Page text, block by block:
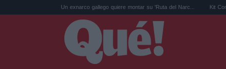
Un exnarco gallego quiere montar su 'Ruta del Narc... Kit Connor será